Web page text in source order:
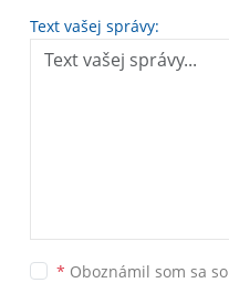
Text vašej správy:
* Oboznámil som sa so